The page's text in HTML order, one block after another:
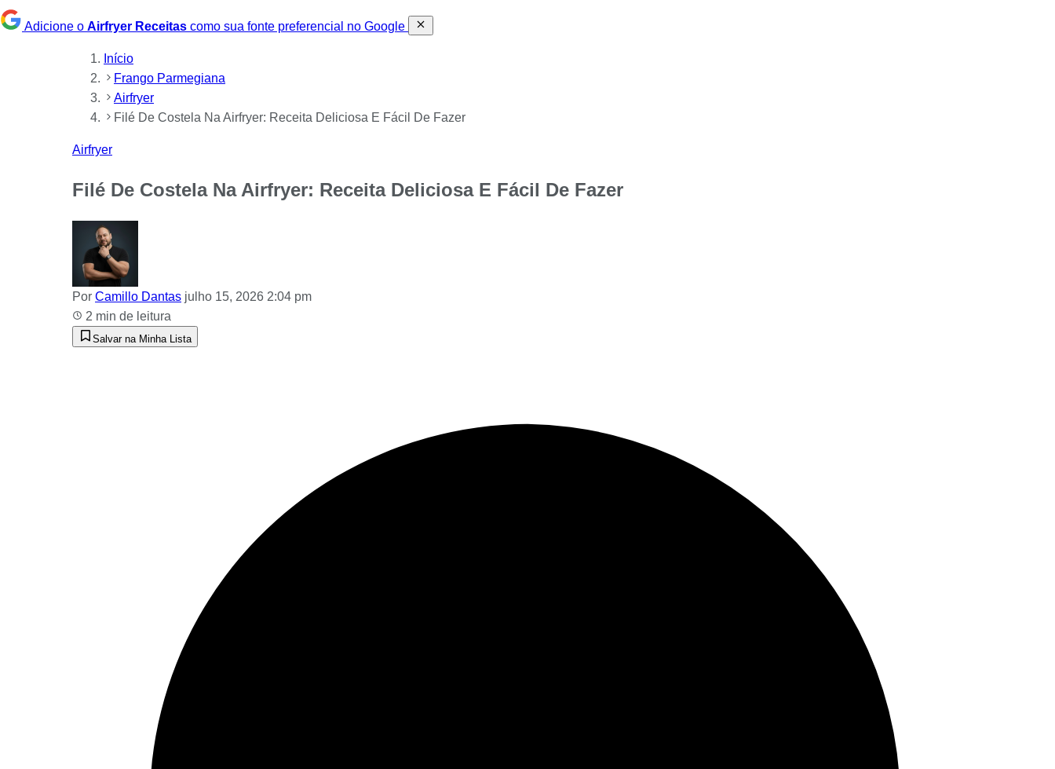
Adicione o Airfryer Receitas como sua fonte preferencial no Google
Início
Frango Parmegiana
Airfryer
Filé De Costela Na Airfryer: Receita Deliciosa E Fácil De Fazer
Airfryer
Filé De Costela Na Airfryer: Receita Deliciosa E Fácil De Fazer
Por Camillo Dantas julho 15, 2026 2:04 pm
2 min de leitura
Salvar na Minha Lista